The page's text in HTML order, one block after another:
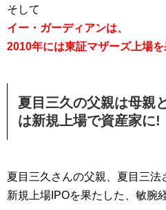
そして
イー・ガーディアンは、
2010年には東証マザーズ上場を
夏目三久の父親は母親
は新規上場で資産家に!
夏目三久さんの父親、夏目三法
新規上場IPOを果たした、敏腕